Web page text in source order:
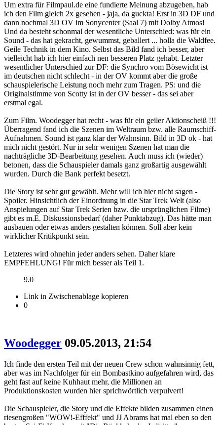
Um extra für Filmpaul.de eine fundierte Meinung abzugeben, hab
ich den Film gleich 2x gesehen - jaja, da guckta! Erst in 3D DF und
dann nochmal 3D OV im Sonycenter (Saal 7) mit Dolby Atmos!
Und da besteht schonmal der wesentliche Unterschied: was für ein
Sound - das hat gekracht, gewummst, geballert ... holla die Waldfee.
Geile Technik in dem Kino. Selbst das Bild fand ich besser, aber
vielleicht hab ich hier einfach nen besseren Platz gehabt. Letzter
wesentlicher Unterschied zur DF: die Synchro vom Bösewicht ist
im deutschen nicht schlecht - in der OV kommt aber die große
schauspielerische Leistung noch mehr zum Tragen. PS: und die
Originalstimme von Scotty ist in der OV besser - das sei aber
erstmal egal.
Zum Film. Woodegger hat recht - was für ein geiler Aktionscheiß !!!
Überragend fand ich die Szenen im Weltraum bzw. alle Raumschiff-
Aufnahmen. Sound ist ganz klar der Wahnsinn. Bild in 3D ok - hat
mich nicht gestört. Nur in sehr wenigen Szenen hat man die
nachträgliche 3D-Bearbeitung gesehen. Auch muss ich (wieder)
betonen, dass die Schauspieler damals ganz großartig ausgewählt
wurden. Durch die Bank perfekt besetzt.
Die Story ist sehr gut gewählt. Mehr will ich hier nicht sagen -
Spoiler. Hinsichtlich der Einordnung in die Star Trek Welt (also
Anspielungen auf Star Trek Serien bzw. die ursprünglichen Filme)
gibt es m.E. Diskussionsbedarf (daher Punktabzug). Das hätte man
ausbauen oder etwas anders gestalten können. Soll aber kein
wirklicher Kritikpunkt sein.
Letzteres wird ohnehin jeder anders sehen. Daher klare
EMPFEHLUNG! Für mich besser als Teil 1.
9.0
Link in Zwischenablage kopieren
0
Woodegger 09.05.2013, 21:54
Ich finde den ersten Teil mit der neuen Crew schon wahnsinnig fett,
aber was im Nachfolger für ein Bombastkino aufgefahren wird, das
geht fast auf keine Kuhhaut mehr, die Millionen an
Produktionskosten wurden hier sprichwörtlich verpulvert!
Die Schauspieler, die Story und die Effekte bilden zusammen einen
riesengroßen "WOW!-Efffekt" und JJ Abrams hat mal eben so den